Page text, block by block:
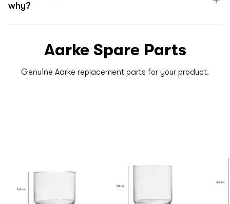
why?
Aarke Spare Parts
Genuine Aarke replacement parts for your product.